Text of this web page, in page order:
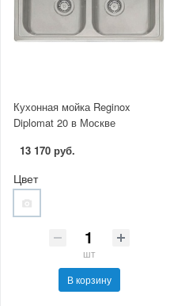
Кухонная мойка Reginox
Diplomat 20 в Москве
13 170 руб.
Цвет
шт
В корзину